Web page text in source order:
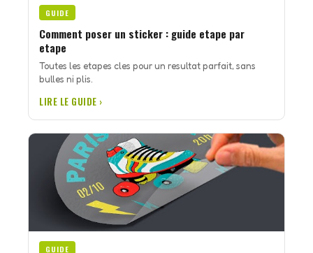
GUIDE
Comment poser un sticker : guide etape par
etape
Toutes les etapes cles pour un resultat parfait, sans
bulles ni plis.
LIRE LE GUIDE ›
GUIDE